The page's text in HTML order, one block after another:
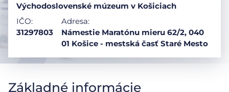
Východoslovenské múzeum v Košiciach
IČO:
31297803
Adresa:
Námestie Maratónu mieru 62/2, 040
01 Košice - mestská časť Staré Mesto
Základné informácie